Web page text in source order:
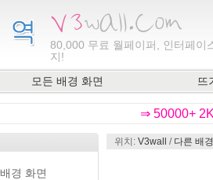
80,000 무료 월페이퍼, 인터페이
지!
모든 배경 화면 뜨
⇒ 50000+
경 화면
위치: V3wall / 다른 배